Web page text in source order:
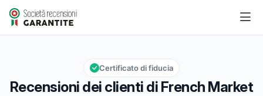
French Market
Valutazione globale: 9,6 su 10
9,6/10
Recensioni dei clienti di French Market
Certificato di fiducia